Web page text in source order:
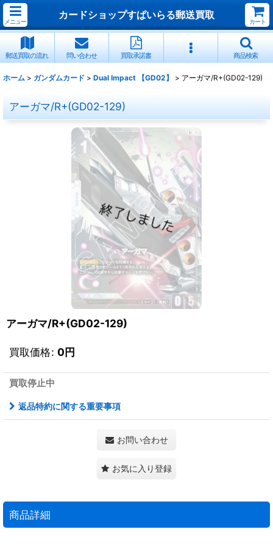
メニュー
カードショップすぱいらる郵送買取
カート
郵送買取の流れ 問い合わせ 買取承諾書 商品検索
ホーム > ガンダムカード > Dual Impact 【GD02】 > アーガマ/R+(GD02-129)
アーガマ/R+(GD02-129)
アーガマ/R+(GD02-129)
買取価格: 0円
買取停止中
返品特約に関する重要事項
お問い合わせ
お気に入り登録
商品詳細